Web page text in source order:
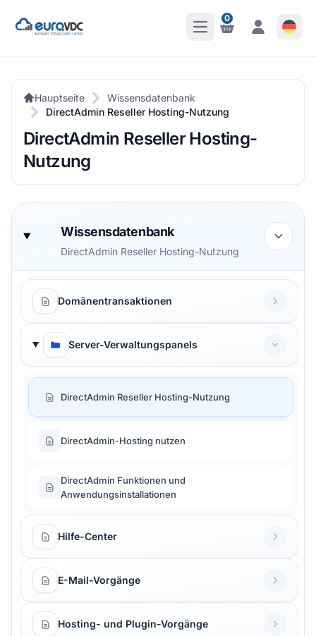
Hauptmenü öffnen
Benachrichtigungen
0
Hauptseite
Wissensdatenbank
DirectAdmin Reseller Hosting-Nutzung
DirectAdmin Reseller Hosting-
Nutzung
Wissensdatenbank
DirectAdmin Reseller Hosting-Nutzung
Domänentransaktionen
Server-Verwaltungspanels
DirectAdmin Reseller Hosting-Nutzung
DirectAdmin-Hosting nutzen
DirectAdmin Funktionen und
Anwendungsinstallationen
Hilfe-Center
E-Mail-Vorgänge
Hosting- und Plugin-Vorgänge